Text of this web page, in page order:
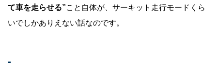
て車を走らせる”こと自体が、サーキット走行モードくら
いでしかありえない話なのです。